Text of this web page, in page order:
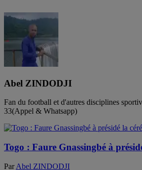
Abel ZINDODJI
Fan du football et d'autres disciplines
33(Appel & Whatsapp)
Togo : Faure Gnassingbé à
Par Abel ZINDODJI